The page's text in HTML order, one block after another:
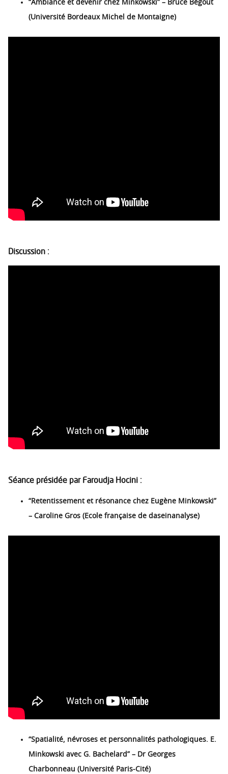
“Ambiance et devenir chez Minkowski” – Bruce Bégout
(Université Bordeaux Michel de Montaigne)
Discussion :
Séance présidée par Faroudja Hocini :
“Retentissement et résonance chez Eugène Minkowski”
– Caroline Gros (Ecole française de daseinanalyse)
“Spatialité, névroses et personnalités pathologiques. E.
Minkowski avec G. Bachelard” – Dr Georges
Charbonneau (Université Paris-Cité)